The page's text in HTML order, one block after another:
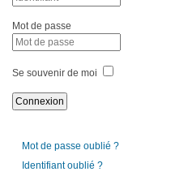
Mot de passe
Se souvenir de moi
Mot de passe oublié ?
Identifiant oublié ?